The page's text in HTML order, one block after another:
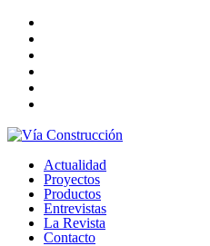
Actualidad
Proyectos
Productos
Entrevistas
La Revista
Contacto